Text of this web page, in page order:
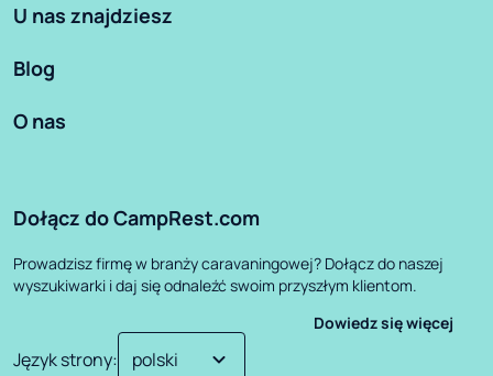
U nas znajdziesz
Blog
O nas
Dołącz do CampRest.com
Prowadzisz firmę w branży caravaningowej? Dołącz do naszej
wyszukiwarki i daj się odnaleźć swoim przyszłym klientom.
Dowiedz się więcej
Język strony: